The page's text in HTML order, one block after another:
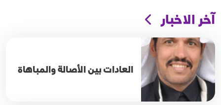
آخر الاخبار
العادات بين الأصالة والمباهاة